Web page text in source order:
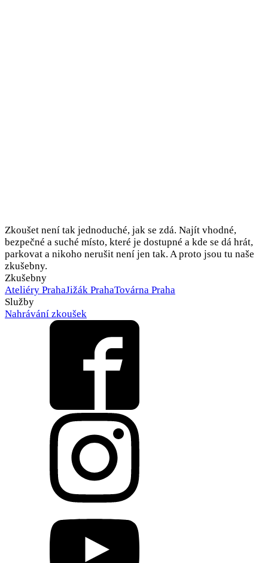
Zkoušet není tak jednoduché, jak se zdá. Najít vhodné,
bezpečné a suché místo, které je dostupné a kde se dá hrát,
parkovat a nikoho nerušit není jen tak. A proto jsou tu naše
zkušebny.
Zkušebny
Ateliéry PrahaJižák PrahaTovárna Praha
Služby
Nahrávání zkoušek